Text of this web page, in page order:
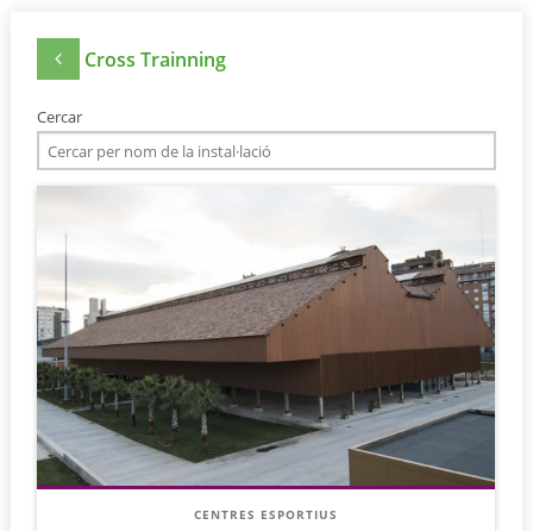
Cross Trainning
Cercar
CENTRES ESPORTIUS